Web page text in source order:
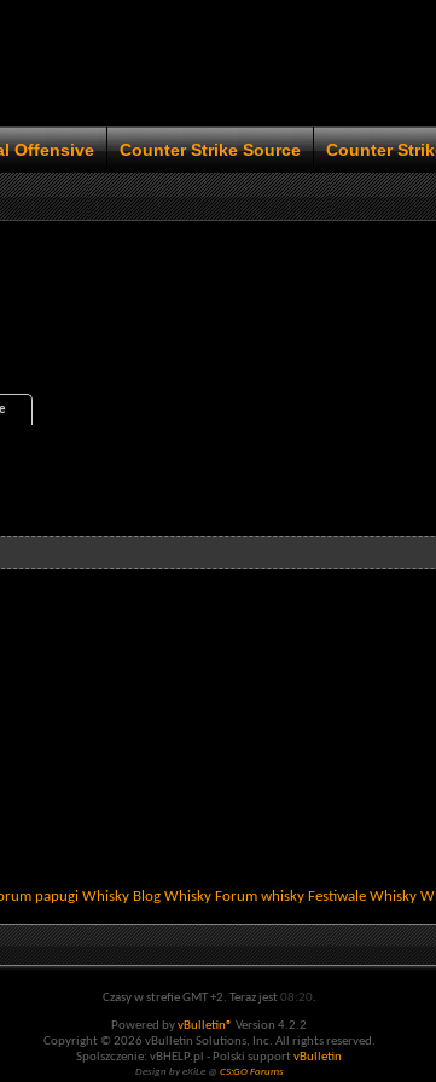
Offensive Counter Strike Source Counter
papugi Whisky Blog Whisky Forum whisky Festiwale Whisky
Czasy w strefie GMT +2. Teraz jest08:20.
Powered byvBulletin® Version 4.2.2
Copyright © 2026 vBulletin Solutions, Inc. All rights reserved.
Spolszczenie: vBHELP.pl - Polski supportvBulletin
Design by eXiLe @ CS:GO Forums